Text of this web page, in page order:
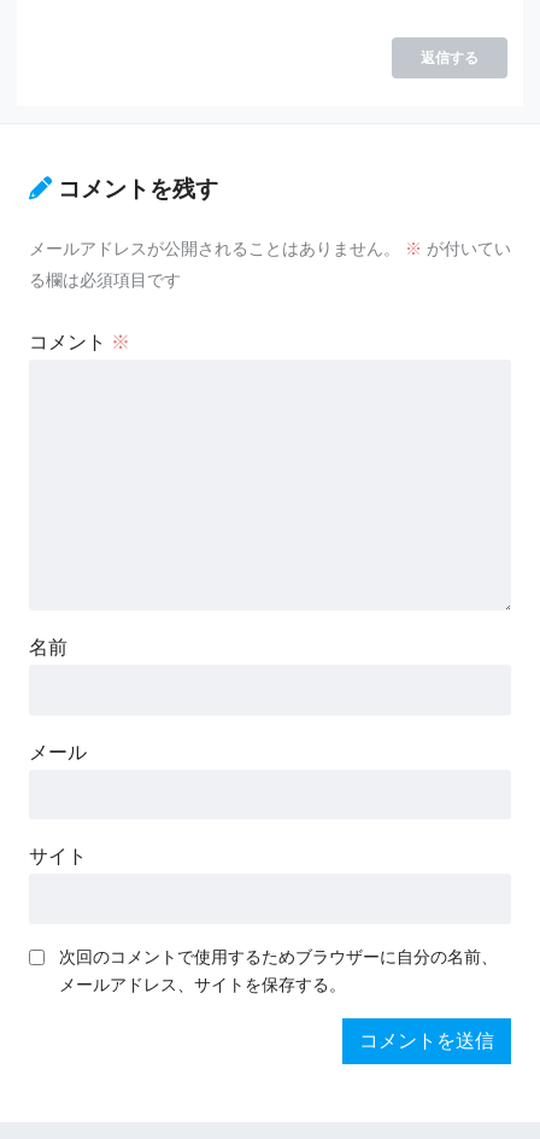
返信する
コメントを残す
メールアドレスが公開されることはありません。 ※ が付いてい
る欄は必須項目です
コメント ※
名前
メール
サイト
次回のコメントで使用するためブラウザーに自分の名前、
メールアドレス、サイトを保存する。